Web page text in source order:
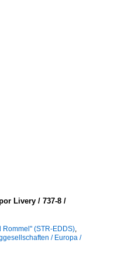
Livery / 737-8 /
Rommel" (STR-EDDS),
/ Europa /